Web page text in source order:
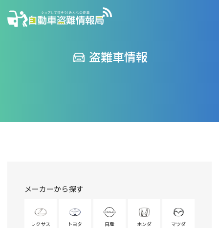
盗難車情報
メーカーから探す
レクサス トヨタ 日産 ホンダ マツダ